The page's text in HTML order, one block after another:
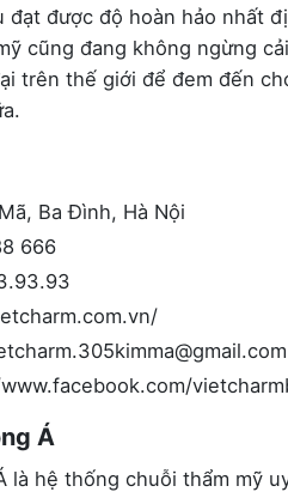
đạt được độ hoàn hảo nhất
cũng đang không ngừng
trên thế giới để đem đến
Ba Đình, Hà Nội
666
Á
là hệ thống chuỗi thẩm mỹ